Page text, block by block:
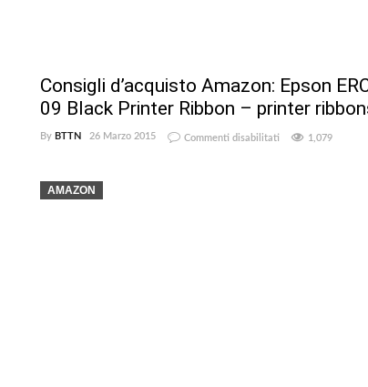
Consigli d’acquisto Amazon: Epson
09 Black Printer Ribbon – printer
By BTTN 26 Marzo 2015 Commenti disabilitatisu
1,079
AMAZON